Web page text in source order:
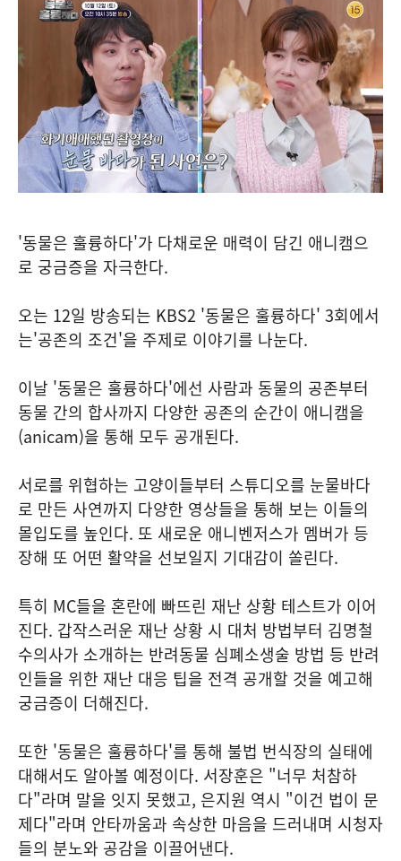
'동물은 훌륭하다'가 다채로운 매력이 담긴 애니캠으
로 궁금증을 자극한다.
오는 12일 방송되는 KBS2 '동물은 훌륭하다' 3회에서
는'공존의 조건'을 주제로 이야기를 나눈다.
이날 '동물은 훌륭하다'에선 사람과 동물의 공존부터
동물 간의 합사까지 다양한 공존의 순간이 애니캠을
(anicam)을 통해 모두 공개된다.
서로를 위협하는 고양이들부터 스튜디오를 눈물바다
로 만든 사연까지 다양한 영상들을 통해 보는 이들의
몰입도를 높인다. 또 새로운 애니벤저스가 멤버가 등
장해 또 어떤 활약을 선보일지 기대감이 쏠린다.
특히 MC들을 혼란에 빠뜨린 재난 상황 테스트가 이어
진다. 갑작스러운 재난 상황 시 대처 방법부터 김명철
수의사가 소개하는 반려동물 심폐소생술 방법 등 반려
인들을 위한 재난 대응 팁을 전격 공개할 것을 예고해
궁금증이 더해진다.
또한 '동물은 훌륭하다'를 통해 불법 번식장의 실태에
대해서도 알아볼 예정이다. 서장훈은 "너무 처참하
다"라며 말을 잇지 못했고, 은지원 역시 "이건 법이 문
제다"라며 안타까움과 속상한 마음을 드러내며 시청자
들의 분노와 공감을 이끌어낸다.